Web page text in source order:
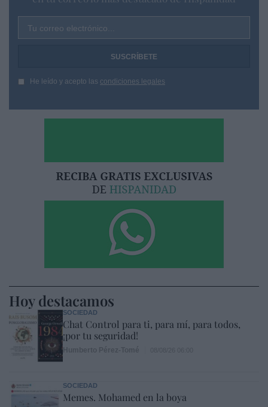
Tu correo electrónico...
He leído y acepto las condiciones legales
Hoy destacamos
SOCIEDAD
Chat Control para ti, para mí, para todos,
¡por tu seguridad!
SOCIEDAD
Memes. Mohamed en la boya